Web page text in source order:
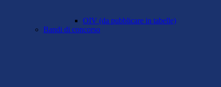
OIV (da pubblicare in tabelle)
Bandi di concorso